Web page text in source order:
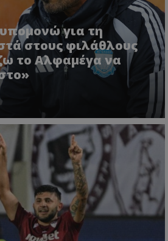
για τη
στους φιλάθλους
το Αλφαμέγα να